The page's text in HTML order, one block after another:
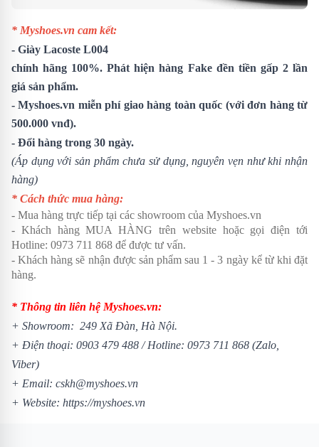
* Myshoes.vn cam kết:
- Giày Lacoste L004
chính hãng 100%. Phát hiện hàng Fake đền tiền gấp 2 lần
giá sản phẩm.
- Myshoes.vn miễn phí giao hàng toàn quốc (với đơn hàng từ
500.000 vnđ).
- Đổi hàng trong 30 ngày.
(Áp dụng với sản phẩm chưa sử dụng, nguyên vẹn như khi nhận
hàng)
* Cách thức mua hàng:
- Mua hàng trực tiếp tại các showroom của Myshoes.vn
- Khách hàng MUA HÀNG trên website hoặc gọi điện tới
Hotline: 0973 711 868 để được tư vấn.
- Khách hàng sẽ nhận được sản phẩm sau 1 - 3 ngày kể từ khi đặt
hàng.
* Thông tin liên hệ Myshoes.vn:
+ Showroom: 249 Xã Đàn, Hà Nội.
+ Điện thoại: 0903 479 488 / Hotline: 0973 711 868 (Zalo,
Viber)
+ Email: cskh@myshoes.vn
+ Website: https://myshoes.vn